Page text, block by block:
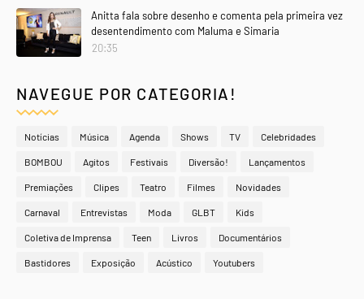
Anitta fala sobre desenho e comenta pela primeira vez
desentendimento com Maluma e Simaria
20:35
NAVEGUE POR CATEGORIA!
Notícias Música Agenda Shows TV Celebridades
BOMBOU Agitos Festivais Diversão! Lançamentos
Premiações Clipes Teatro Filmes Novidades
Carnaval Entrevistas Moda GLBT Kids
Coletiva de Imprensa Teen Livros Documentários
Bastidores Exposição Acústico Youtubers